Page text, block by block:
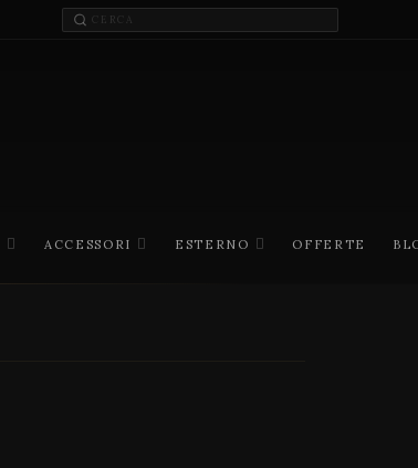
ACCESSORI ESTERNO OFFERTE